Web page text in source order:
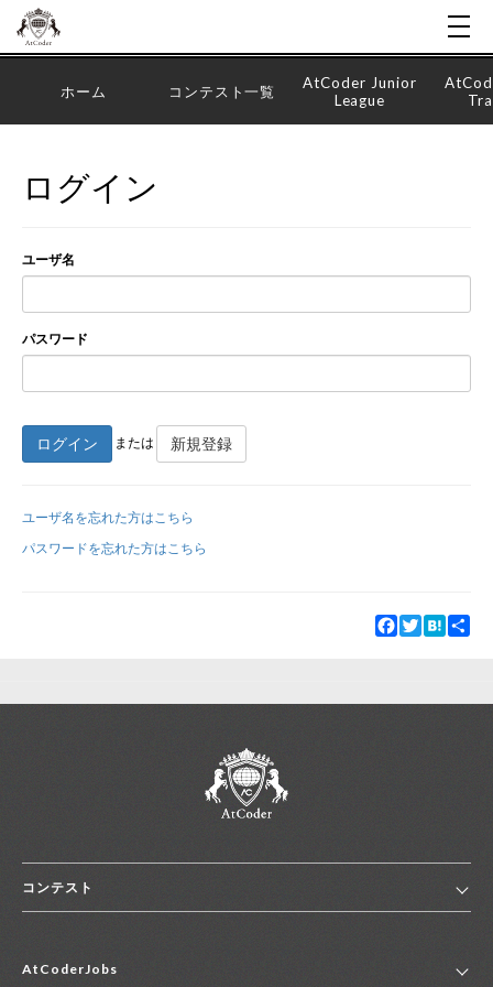
新規登録
ホーム コンテスト一覧
AtCoder Junior
League
ログイン
ユーザ名
パスワード
ログイン または 新規登録
ユーザ名を忘れた方はこちら
パスワードを忘れた方はこちら
Facebook
TwitterHatena
コンテスト
コンテスト一覧
AtCoderJobs